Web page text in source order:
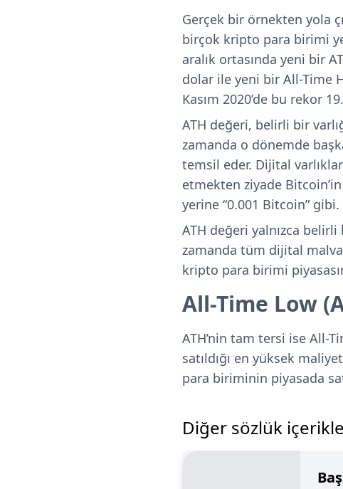
Gerçek bir örnekten yola
birçok kripto para birimi
aralık ortasında yeni bir
dolar ile yeni bir All-Time
Kasım 2020’de bu rekor
ATH değeri, belirli bir
zamanda o dönemde
temsil eder. Dijital
etmekten ziyade
yerine “0.001 Bitcoin” gibi.
ATH değeri yalnızca
zamanda tüm dijital
kripto para birimi
All-Time Low
ATH’nin tam tersi ise All-
satıldığı en yüksek
para biriminin piyasada
Diğer sözlük